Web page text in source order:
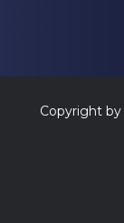
Copyright by